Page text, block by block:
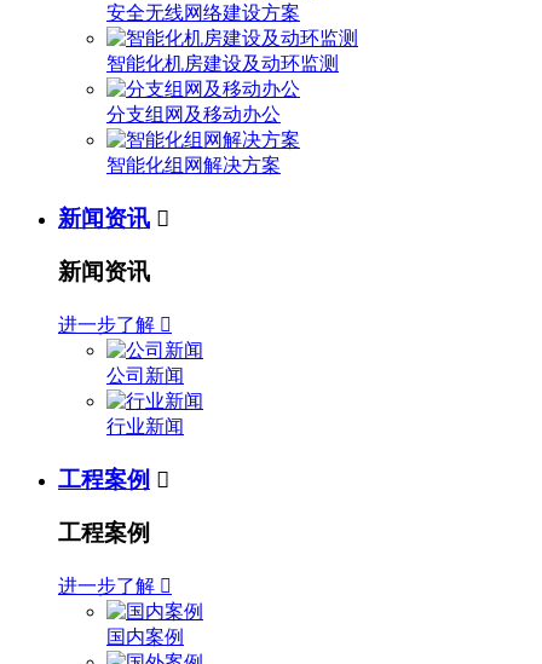
安全无线网络建设方案
智能化机房建设及动环监测
分支组网及移动办公
智能化组网解决方案
新闻资讯 
新闻资讯
进一步了解 
公司新闻
行业新闻
工程案例 
工程案例
进一步了解 
国内案例